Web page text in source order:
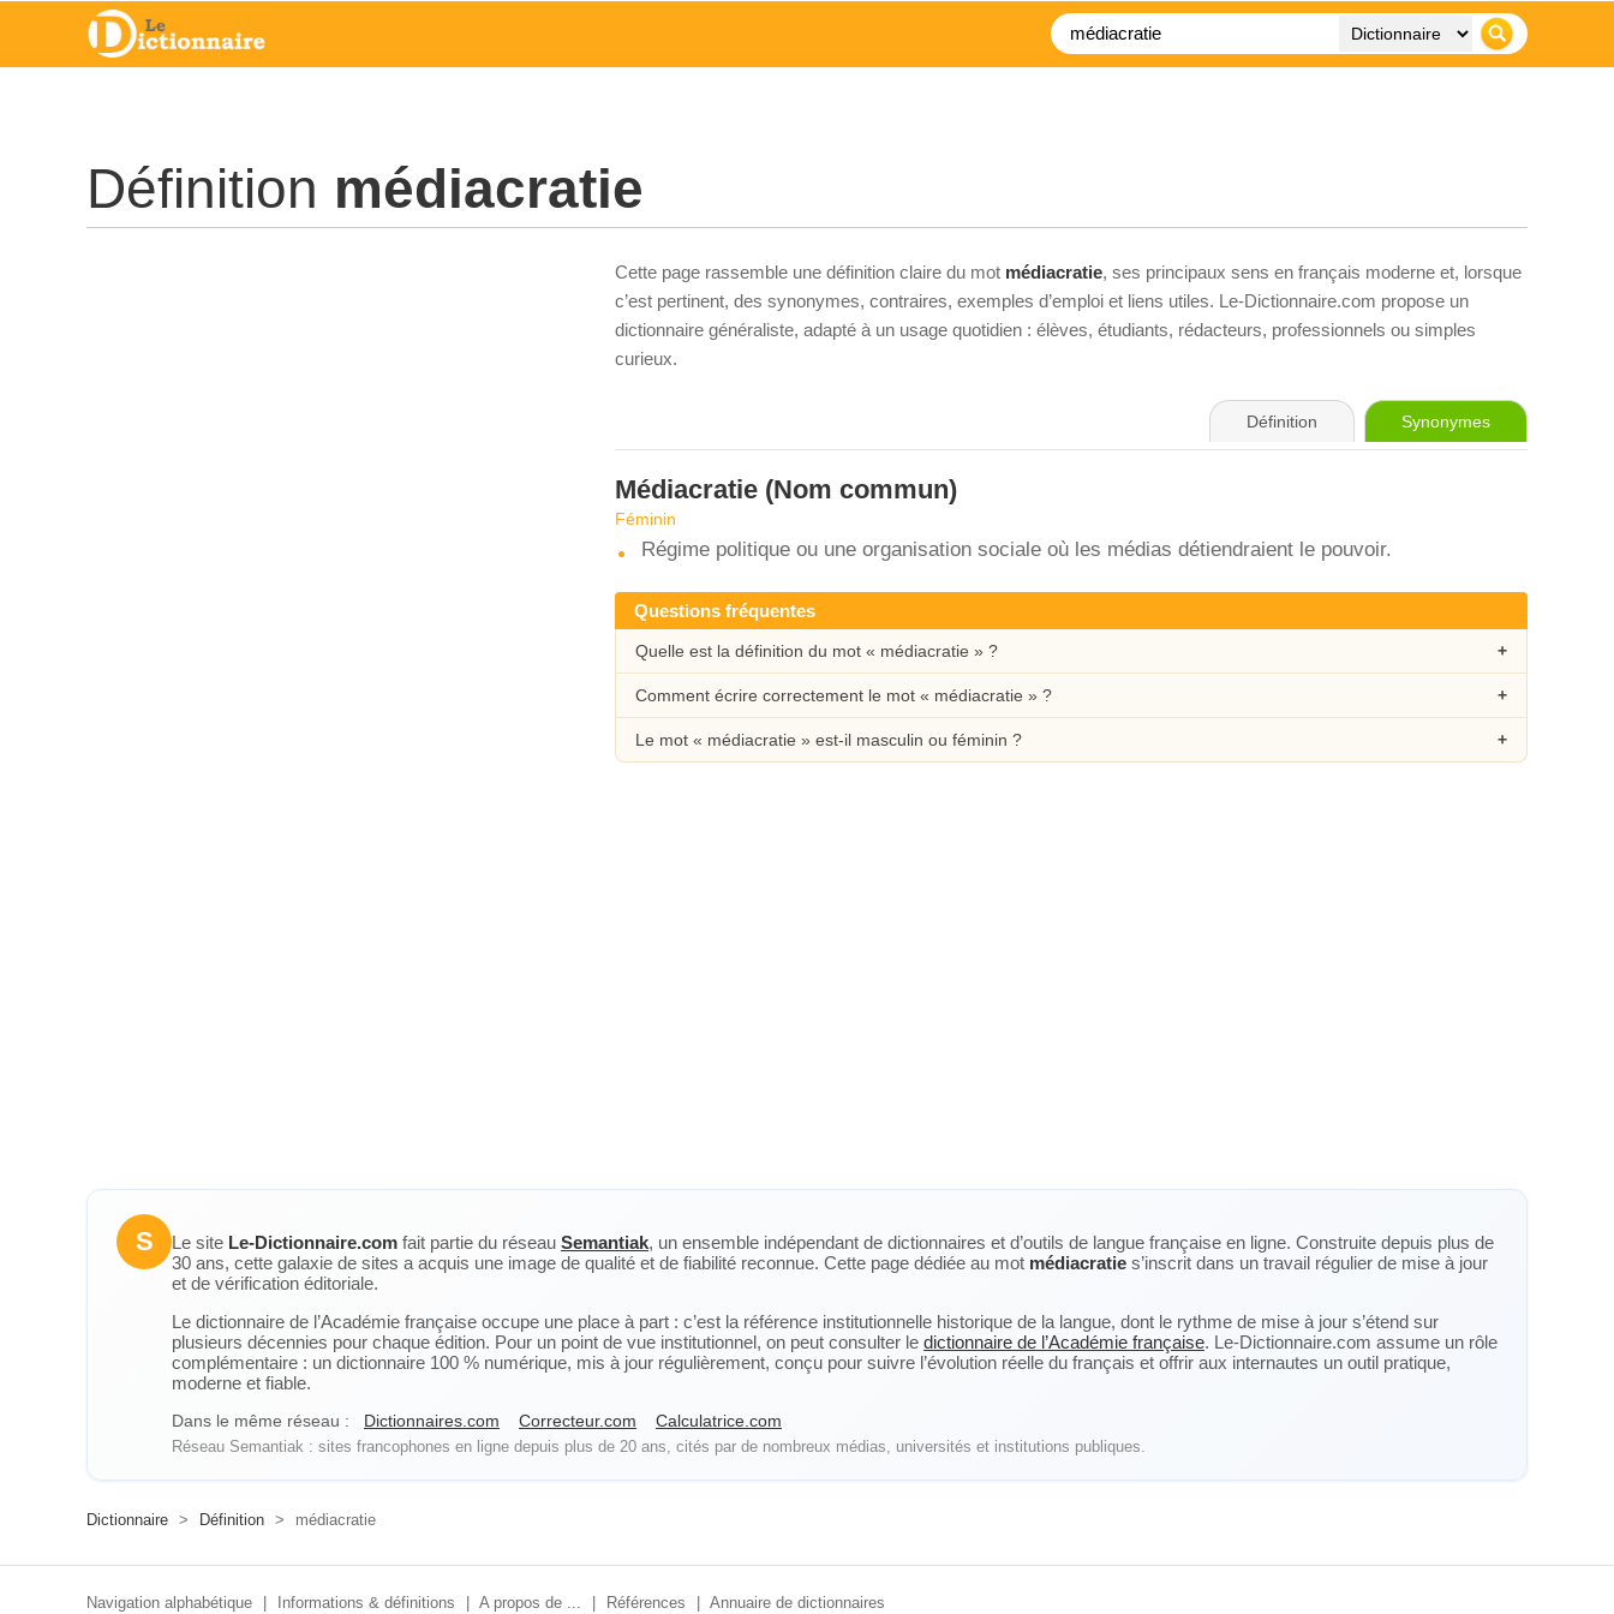
Définition médiacratie
Cette page rassemble une définition claire du mot médiacratie, ses principaux sens en français moderne et, lorsque
c’est pertinent, des synonymes, contraires, exemples d’emploi et liens utiles. Le-Dictionnaire.com propose un
dictionnaire généraliste, adapté à un usage quotidien : élèves, étudiants, rédacteurs, professionnels ou simples
curieux.
Définition Synonymes
Médiacratie (Nom commun)
Féminin
Régime politique ou une organisation sociale où les médias détiendraient le pouvoir.
Questions fréquentes
Quelle est la définition du mot « médiacratie » ?
Comment écrire correctement le mot « médiacratie » ?
Le mot « médiacratie » est-il masculin ou féminin ?
S Le site Le-Dictionnaire.com fait partie du réseau Semantiak, un ensemble indépendant de dictionnaires et d’outils de langue française en ligne. Construite depuis plus de
30 ans, cette galaxie de sites a acquis une image de qualité et de fiabilité reconnue. Cette page dédiée au mot médiacratie s’inscrit dans un travail régulier de mise à jour
et de vérification éditoriale.
Le dictionnaire de l’Académie française occupe une place à part : c’est la référence institutionnelle historique de la langue, dont le rythme de mise à jour s’étend sur
plusieurs décennies pour chaque édition. Pour un point de vue institutionnel, on peut consulter le dictionnaire de l’Académie française. Le-Dictionnaire.com assume un rôle
complémentaire : un dictionnaire 100 % numérique, mis à jour régulièrement, conçu pour suivre l’évolution réelle du français et offrir aux internautes un outil pratique,
moderne et fiable.
Dans le même réseau : Dictionnaires.com Correcteur.com Calculatrice.com
Réseau Semantiak : sites francophones en ligne depuis plus de 20 ans, cités par de nombreux médias, universités et institutions publiques.
Dictionnaire > Définition > médiacratie
Navigation alphabétique Informations & définitions A propos de ... Références Annuaire de dictionnaires